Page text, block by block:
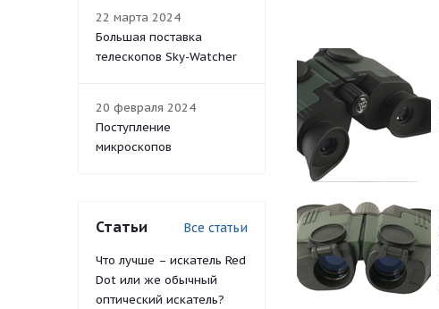
22 марта 2024
Большая поставка
телескопов Sky-Watcher
20 февраля 2024
Поступление
микроскопов
Статьи Все статьи
Что лучше – искатель Red
Dot или же обычный
оптический искатель?